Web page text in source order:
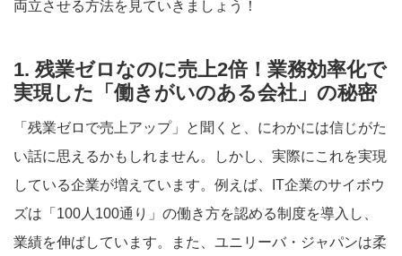
両立させる方法を見ていきましょう！
1. 残業ゼロなのに売上2倍！業務効率化で
実現した「働きがいのある会社」の秘密
「残業ゼロで売上アップ」と聞くと、にわかには信じがた
い話に思えるかもしれません。しかし、実際にこれを実現
している企業が増えています。例えば、IT企業のサイボウ
ズは「100人100通り」の働き方を認める制度を導入し、
業績を伸ばしています。また、ユニリーバ・ジャパンは柔